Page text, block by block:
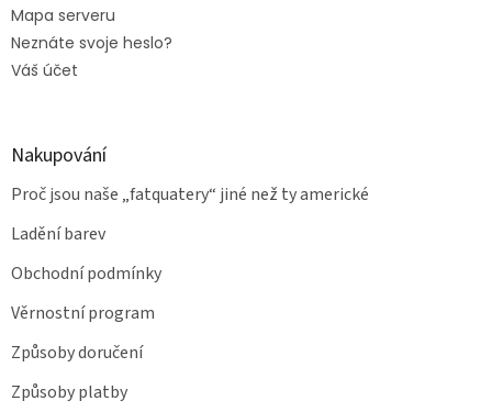
Mapa serveru
Neznáte svoje heslo?
Váš účet
Nakupování
Proč jsou naše „fatquatery“ jiné než ty americké
Ladění barev
Obchodní podmínky
Věrnostní program
Způsoby doručení
Způsoby platby